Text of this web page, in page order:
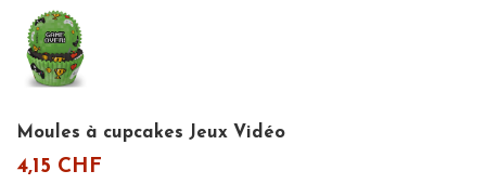
Moules à cupcakes Jeux Vidéo
4,15 CHF